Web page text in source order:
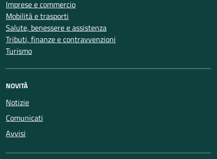
Imprese e commercio
Mobilità e trasporti
Salute, benessere e assistenza
Tributi, finanze e contravvenzioni
Turismo
NOVITÀ
Notizie
Comunicati
Avvisi